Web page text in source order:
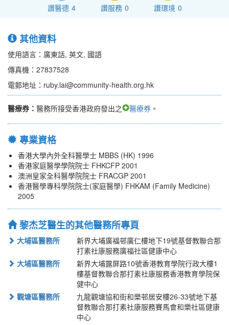
讚醫德 4 讚服務 0 讚環境 0
其他資料
使用語言：廣東話, 英文, 國語
傳真機：27837528
電郵地址：ruby.lai@community-health.org.hk
醫療券： 醫務所接受香港政府發出之 醫療券 。
專業資格
香港大學內外全科醫學士 MBBS (HK) 1996
香港家庭醫學學院院士 FHKCFP 2001
澳洲皇家全科醫學院院士 FRACGP 2001
香港醫學專科學院院士(家庭醫學) FHKAM (Family Medicine)
2005
黎杰芝醫生的其他醫務所專頁
大埔區醫務所
新界大埔廣福邨廣仁樓地下19號基督教聯合那
打素社康服務廣福社區健康中心
大埔區醫務所
新界大埔露屏路10號香港教育學院行政大樓1
樓基督教聯合那打素社康服務香港教育學院保
健中心
觀塘區醫務所
九龍觀塘協和街和樂邨居安樓26-33號地下基
督教聯合那打素社康服務賽馬會和樂社區健康
中心